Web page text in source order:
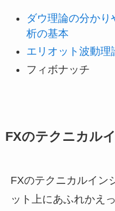
ダウ理論の分か
析の基本
エリオット波動理
フィボナッチ
FXのテクニカル
FXのテクニカルイン
ット上にあふれかえ